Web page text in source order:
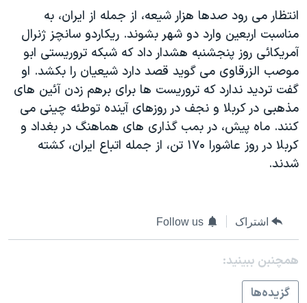
فرهنگ و زندگی
حقوق شهروندی
اقتصادی
علم و فناوری
اسرائیل در جنگ
گالری عکس
مستندها
انتخابات ریاست جمهوری آمریکا ۲۰۲۴
حمله جمهوری اسلامی به اسرائیل
ورزش زنان در ایران
اعتراضات زن، زندگی، آزادی
چهل سال گروگان‌گیری
قانون شفافیت دارائی کادر رهبری ایران
اعتراضات مردمی آبان ۹۸
دنبال کنید
زبانهای مختلف
انتظار می رود صدها هزار شيعه، از جمله از ايران، به
مناسبت اربعين وارد دو شهر بشوند. ريکاردو سانچز ژنرال
آمريکائی روز پنجشنبه هشدار داد که شبکه تروريستی ابو
موصب الزرقاوی می گويد قصد دارد شيعيان را بکشد. او
گفت ترديد ندارد که تروريست ها برای برهم زدن آئين های
مذهبی در کربلا و نجف در روزهای آينده توطئه چينی می
کنند. ماه پيش، در بمب گذاری های هماهنگ در بغداد و
کربلا در روز عاشورا ۱۷۰ تن، از جمله اتباع ايران، کشته
شدند.
اشتراک Follow us
همچنبن ببینید:
گزيده‌ها